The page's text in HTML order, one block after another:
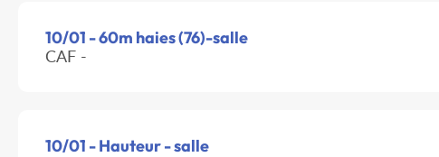
10/01 - 60m haies (76)-salle
CAF -
10/01 - Hauteur - salle